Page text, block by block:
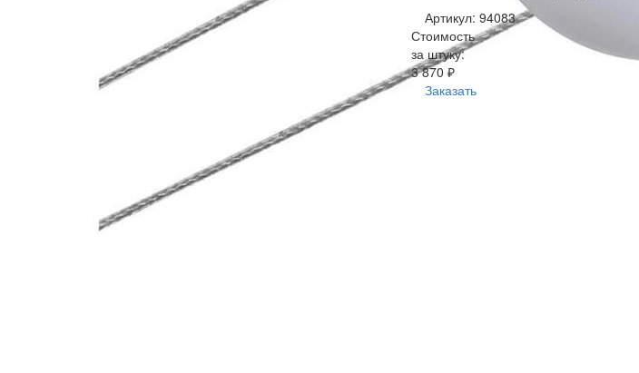
Артикул: 94083
Стоимость
за штуку:
3 870 ₽
Заказать